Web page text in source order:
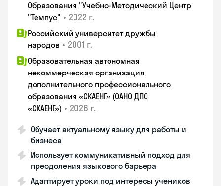
Образования "Учебно-Методический Центр
"Темпус" • 2022 г.
Российский университет дружбы
народов • 2001 г.
Образовательная автономная
некоммерческая организация
дополнительного профессионального
образования «СКАЕНГ» (ОАНО ДПО
«СКАЕНГ») • 2026 г.
Обучает актуальному языку для работы и
бизнеса
Использует коммуникативный подход для
преодоления языкового барьера
Адаптирует уроки под интересы учеников